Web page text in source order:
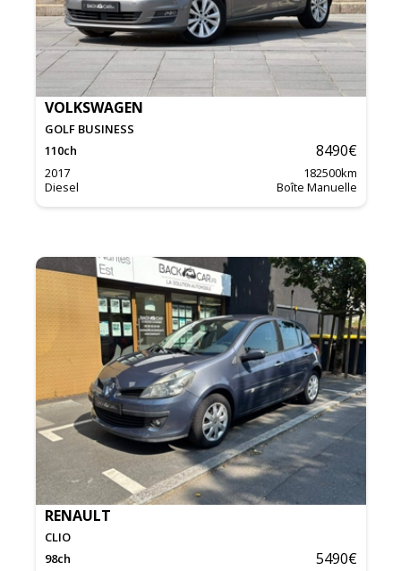
VOLKSWAGEN
GOLF BUSINESS
110ch 8490€
2017 182500km
Diesel
Boîte Manuelle
RENAULT
CLIO
98ch 5490€